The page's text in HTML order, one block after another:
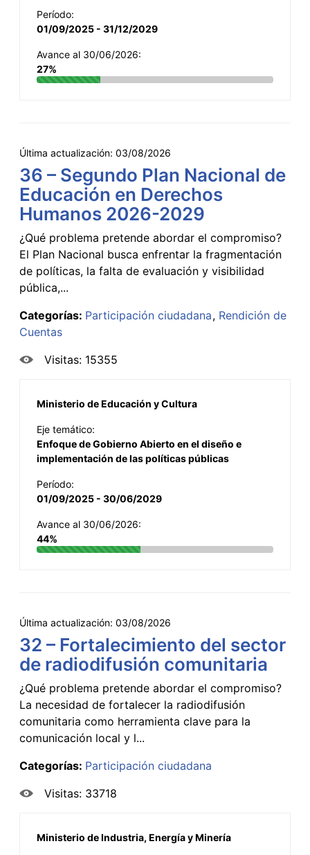
Período:
01/09/2025 - 31/12/2029
Avance al 30/06/2026:
27%
Última actualización: 03/08/2026
36 – Segundo Plan Nacional de
Educación en Derechos
Humanos 2026-2029
¿Qué problema pretende abordar el compromiso?
El Plan Nacional busca enfrentar la fragmentación
de políticas, la falta de evaluación y visibilidad
pública,...
Categorías: Participación ciudadana Rendición de
Cuentas
Visitas: 15355
Ministerio de Educación y Cultura
Eje temático:
Enfoque de Gobierno Abierto en el diseño e
implementación de las políticas públicas
Período:
01/09/2025 - 30/06/2029
Avance al 30/06/2026:
44%
Última actualización: 03/08/2026
32 – Fortalecimiento del sector
de radiodifusión comunitaria
¿Qué problema pretende abordar el compromiso?
La necesidad de fortalecer la radiodifusión
comunitaria como herramienta clave para la
comunicación local y l...
Categorías: Participación ciudadana
Visitas: 33718
Ministerio de Industria, Energía y Minería